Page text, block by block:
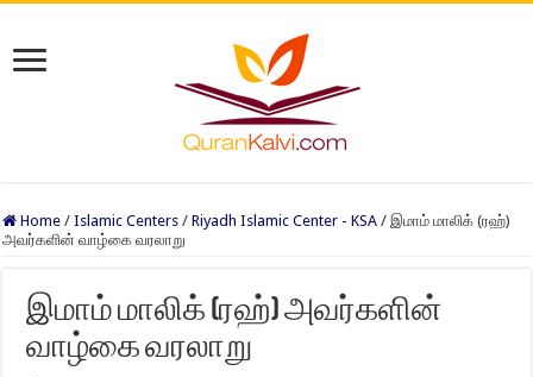
Home / Islamic Centers / Riyadh Islamic Center - KSA / இமாம் மாலிக் (ரஹ்)
அவர்களின் வாழ்கை வரலாறு
இமாம் மாலிக் (ரஹ்) அவர்களின்
வாழ்கை வரலாறு